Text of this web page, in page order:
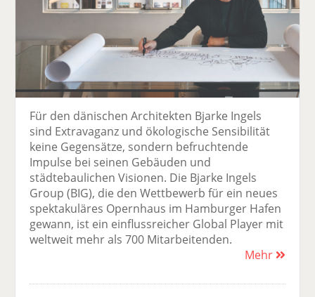
Für den dänischen Architekten Bjarke Ingels
sind Extravaganz und ökologische Sensibilität
keine Gegensätze, sondern befruchtende
Impulse bei seinen Gebäuden und
städtebaulichen Visionen. Die Bjarke Ingels
Group (BIG), die den Wettbewerb für ein neues
spektakuläres Opernhaus im Hamburger Hafen
gewann, ist ein einflussreicher Global Player mit
weltweit mehr als 700 Mitarbeitenden.
Mehr